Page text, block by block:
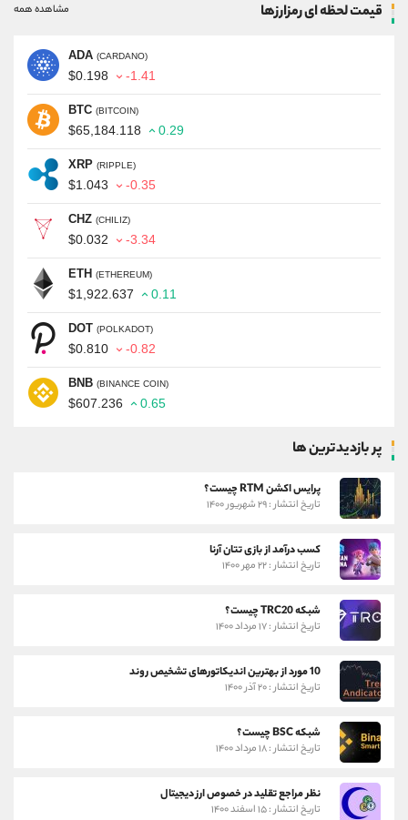
قیمت لحظه ای رمزارزها مشاهده همه
ADA (CARDANO)
$0.198 -1.41
BTC (BITCOIN)
$65,184.118 0.29
XRP (RIPPLE)
$1.043 -0.35
CHZ (CHILIZ)
$0.032 -3.34
ETH (ETHEREUM)
$1,922.637 0.11
DOT (POLKADOT)
$0.810 -0.82
BNB (BINANCE COIN)
$607.236 0.65
پر بازدیدترین ها
پرایس اکشن RTM چیست؟
تاریخ انتشار : ۲۹ شهریور ۱۴۰۰
کسب درآمد از بازی تتان آرنا
تاریخ انتشار : ۲۲ مهر ۱۴۰۰
شبکه TRC20 چیست؟
تاریخ انتشار : ۱۷ مرداد ۱۴۰۰
10 مورد از بهترین اندیکاتورهای تشخیص روند
تاریخ انتشار : ۲۰ آذر ۱۴۰۰
شبکه BSC چیست؟
تاریخ انتشار : ۱۸ مرداد ۱۴۰۰
نظر مراجع تقلید در خصوص ارز دیجیتال
تاریخ انتشار : ۱۵ اسفند ۱۴۰۰